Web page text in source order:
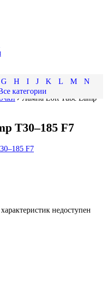
G H I J K L M
N
категории
Лампа Loft Tube Lamp
T30–185 F7
недоступен